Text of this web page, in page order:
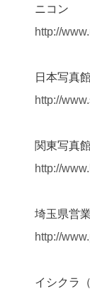
ニコン
http://
日本写真
http://
関東写真
http://
埼玉県営
http://
イシクラ